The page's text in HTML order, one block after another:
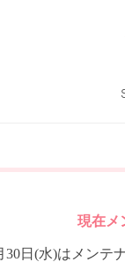
現在メ
30日(水)はメンテ